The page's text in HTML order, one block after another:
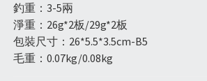
釣重：3-5兩
淨重：26g*2板/29g*2板
包裝尺寸：26*5.5*3.5cm-B5
毛重：0.07kg/0.08kg